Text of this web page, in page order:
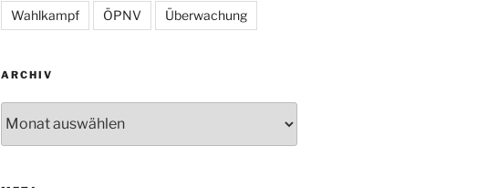
Wahlkampf ÖPNV Überwachung
ARCHIV